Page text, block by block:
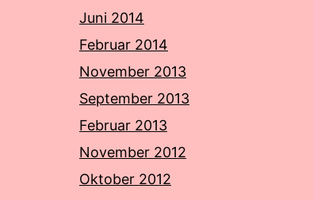
Juni 2014
Februar 2014
November 2013
September 2013
Februar 2013
November 2012
Oktober 2012